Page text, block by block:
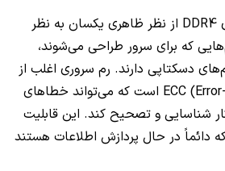
در نگاه اول، تمام رم‌های DDR4 از نظر ظاهری یکسان به نظر
که برای سرور طراحی می‌شوند،
دسکتاپی دارند. رم سروری اغلب از
نوع (ECC (Error-Correcting Code است که می‌تواند خطاهای
شناسایی و تصحیح کند. این قابلیت
دائماً در حال پردازش اطلاعات هستند